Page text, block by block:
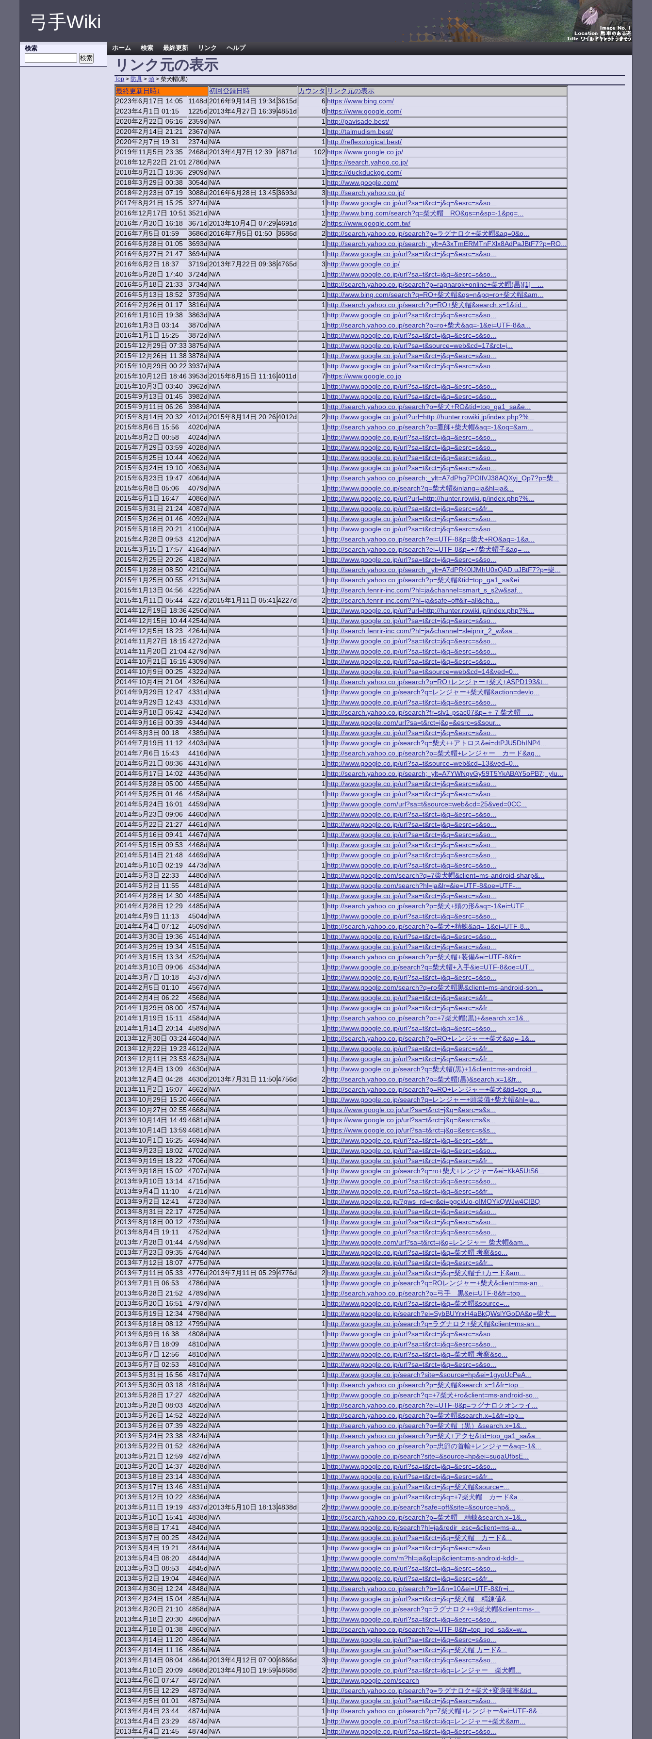
弓手Wiki
検索 ホーム 検索 最終更新 リンク ヘルプ
リンク元の表示
Top >防具 >頭 > 柴犬帽(黒)
最終更新日時↓ 初回登録日時 カウンタ リンク元の表示
2023年6月17日 14:05
1148d 2016年9月14日 19:34 3615d 6 https://www.bing.com/
2023年4月1日 01:15
1225d 2013年4月27日 16:39 4851d 8 https://www.google.com/
2020年2月22日 06:16
2359d N/A 1 http://pavisade.best/
2020年2月14日 21:21
2367d N/A 1 http://talmudism.best/
2020年2月7日 19:31
2374d N/A 1 http://reflexological.best/
2019年11月5日 23:35
2468d 2013年4月7日 12:39 4871d 102 https://www.google.co.jp/
2018年12月22日 21:01 2786d N/A 1 https://search.yahoo.co.jp/
2018年8月21日 18:36
2909d N/A 1 https://duckduckgo.com/
2018年3月29日 00:38
3054d N/A 1 http://www.google.com/
2018年2月23日 07:19
3088d 2016年6月28日 13:45 3693d 3 http://search.yahoo.co.jp/
2017年8月21日 15:25
3274d N/A 1 http://www.google.co.jp/url?sa=t&rct=j&q=&esrc=s&so...
2016年12月17日 10:51 3521d N/A 1 http://www.bing.com/search?q=柴犬帽 RO&qs=n&sp=-1&pq=...
2016年7月20日 16:18
3671d 2013年10月4日 07:29 4691d 2 https://www.google.com.tw/
2016年7月5日 01:59
3686d 2016年7月5日 01:50 3686d 2 http://search.yahoo.co.jp/search?p=ラグナロク+柴犬帽&aq=0&o...
2016年6月28日 01:05
3693d N/A 1 http://search.yahoo.co.jp/search;_ylt=A3xTmERMTnFXlx8AdPaJBtF7?p=RO...
2016年6月27日 21:47
3694d N/A 1 http://www.google.co.jp/url?sa=t&rct=j&q=&esrc=s&so...
2016年6月2日 18:37
3719d 2013年7月22日 09:38 4765d 3 http://www.google.co.jp/
2016年5月28日 17:40
3724d N/A 1 http://www.google.co.jp/url?sa=t&rct=j&q=&esrc=s&so...
2016年5月18日 21:33
3734d N/A 1 http://search.yahoo.co.jp/search?p=ragnarok+online+柴犬帽(黒)[1] ...
2016年5月13日 18:52
3739d N/A 1 http://www.bing.com/search?q=RO+柴犬帽&qs=n&pq=ro+柴犬帽&am...
2016年2月26日 01:17
3816d N/A 1 http://search.yahoo.co.jp/search?p=RO+柴犬帽&search.x=1&tid...
2016年1月10日 19:38
3863d N/A 1 http://www.google.co.jp/url?sa=t&rct=j&q=&esrc=s&so...
2016年1月3日 03:14
3870d N/A 1 http://search.yahoo.co.jp/search?p=ro+柴犬&aq=-1&ei=UTF-8&a...
2016年1月1日 15:25
3872d N/A 1 http://www.google.co.jp/url?sa=t&rct=j&q=&esrc=s&so...
2015年12月29日 07:33 3875d N/A 1 http://www.google.co.jp/url?sa=t&source=web&cd=17&rct=j...
2015年12月26日 11:38 3878d N/A 1 http://www.google.co.jp/url?sa=t&rct=j&q=&esrc=s&so...
2015年10月29日 00:22 3937d N/A 1 http://www.google.co.jp/url?sa=t&rct=j&q=&esrc=s&so...
2015年10月12日 18:46 3953d 2015年8月15日 11:16 4011d 7 https://www.google.co.jp
2015年10月3日 03:40
3962d N/A 1 http://www.google.co.jp/url?sa=t&rct=j&q=&esrc=s&so...
2015年9月13日 01:45
3982d N/A 1 http://www.google.co.jp/url?sa=t&rct=j&q=&esrc=s&so...
2015年9月11日 06:26
3984d N/A 1 http://search.yahoo.co.jp/search?p=柴犬+RO&tid=top_ga1_sa&e...
2015年8月14日 20:32
4012d 2015年8月14日 20:26 4012d 2 http://www.google.co.jp/url?url=http://hunter.rowiki.jp/index.php?%...
2015年8月6日 15:56
4020d N/A 1 http://search.yahoo.co.jp/search?p=鷹師+柴犬帽&aq=-1&oq=&am...
2015年8月2日 00:58
4024d N/A 1 http://www.google.co.jp/url?sa=t&rct=j&q=&esrc=s&so...
2015年7月29日 03:59
4028d N/A 1 http://www.google.co.jp/url?sa=t&rct=j&q=&esrc=s&so...
2015年6月25日 10:44
4062d N/A 1 http://www.google.co.jp/url?sa=t&rct=j&q=&esrc=s&so...
2015年6月24日 19:10
4063d N/A 1 http://www.google.co.jp/url?sa=t&rct=j&q=&esrc=s&so...
2015年6月23日 19:47
4064d N/A 1 http://search.yahoo.co.jp/search;_ylt=A7dPhg7POIlVJ38AQXyj_Op7?p=柴...
2015年6月8日 05:06
4079d N/A 1 http://www.google.co.jp/search?q=柴犬帽&inlang=ja&hl=ja&...
2015年6月1日 16:47
4086d N/A 1 http://www.google.co.jp/url?url=http://hunter.rowiki.jp/index.php?%...
2015年5月31日 21:24
4087d N/A 1 http://www.google.co.jp/url?sa=t&rct=j&q=&esrc=s&fr...
2015年5月26日 01:46
4092d N/A 1 http://www.google.co.jp/url?sa=t&rct=j&q=&esrc=s&so...
2015年5月18日 20:21
4100d N/A 1 http://www.google.co.jp/url?sa=t&rct=j&q=&esrc=s&so...
2015年4月28日 09:53
4120d N/A 1 http://search.yahoo.co.jp/search?ei=UTF-8&p=柴犬+RO&aq=-1&a...
2015年3月15日 17:57
4164d N/A 1 http://search.yahoo.co.jp/search?ei=UTF-8&p=+7柴犬帽子&aq=-...
2015年2月25日 20:26
4182d N/A 1 http://www.google.co.jp/url?sa=t&rct=j&q=&esrc=s&so...
2015年1月28日 08:50
4210d N/A 1 http://search.yahoo.co.jp/search;_ylt=A7dPR40lJMhU0xQAD.uJBtF7?p=柴...
2015年1月25日 00:55
4213d N/A 1 http://search.yahoo.co.jp/search?p=柴犬帽&tid=top_ga1_sa&ei...
2015年1月13日 04:56
4225d N/A 1 http://search.fenrir-inc.com/?hl=ja&channel=smart_s_s2w&saf...
2015年1月11日 05:44
4227d 2015年1月11日 05:41 4227d 2 http://search.fenrir-inc.com/?hl=ja&safe=off&lr=all&cha...
2014年12月19日 18:36 4250d N/A 1 http://www.google.co.jp/url?url=http://hunter.rowiki.jp/index.php?%...
2014年12月15日 10:44 4254d N/A 1 http://www.google.co.jp/url?sa=t&rct=j&q=&esrc=s&so...
2014年12月5日 18:23
4264d N/A 1 http://search.fenrir-inc.com/?hl=ja&channel=sleipnir_2_w&sa...
2014年11月27日 18:15 4272d N/A 1 http://www.google.co.jp/url?sa=t&rct=j&q=&esrc=s&so...
2014年11月20日 21:04 4279d N/A 1 http://www.google.co.jp/url?sa=t&rct=j&q=&esrc=s&so...
2014年10月21日 16:15 4309d N/A 1 http://www.google.co.jp/url?sa=t&rct=j&q=&esrc=s&so...
2014年10月9日 00:25
4322d N/A 1 http://www.google.co.jp/url?sa=t&source=web&cd=14&ved=0...
2014年10月4日 21:04
4326d N/A 1 http://search.yahoo.co.jp/search?p=RO+レンジャー+柴犬+ASPD193&t...
2014年9月29日 12:47
4331d N/A 1 http://www.google.co.jp/search?q=レンジャー+柴犬帽&action=devlo...
2014年9月29日 12:43
4331d N/A 1 http://www.google.co.jp/url?sa=t&rct=j&q=&esrc=s&so...
2014年9月18日 06:42
4342d N/A 1 http://search.yahoo.co.jp/search?fr=slv1-psac07&p=＋７柴犬帽 ...
2014年9月16日 00:39
4344d N/A 1 http://www.google.com/url?sa=t&rct=j&q=&esrc=s&sour...
2014年8月3日 00:18
4389d N/A 1 http://www.google.co.jp/url?sa=t&rct=j&q=&esrc=s&so...
2014年7月19日 11:12
4403d N/A 1 http://www.google.co.jp/search?q=柴犬++アトロス&ei=dtPJU5DhINP4...
2014年7月6日 15:43
4416d N/A 1 http://search.yahoo.co.jp/search?p=柴犬帽+レンジャー カード&aq...
2014年6月21日 08:36
4431d N/A 1 http://www.google.co.jp/url?sa=t&source=web&cd=13&ved=0...
2014年6月17日 14:02
4435d N/A 1 http://search.yahoo.co.jp/search;_ylt=A7YWNgvGy59T5YkABAY5oPB7;_ylu...
2014年5月28日 05:00
4455d N/A 1 http://www.google.co.jp/url?sa=t&rct=j&q=&esrc=s&so...
2014年5月25日 01:46
4458d N/A 1 http://www.google.co.jp/url?sa=t&rct=j&q=&esrc=s&so...
2014年5月24日 16:01
4459d N/A 1 http://www.google.com/url?sa=t&source=web&cd=25&ved=0CC...
2014年5月23日 09:06
4460d N/A 1 http://www.google.co.jp/url?sa=t&rct=j&q=&esrc=s&so...
2014年5月22日 21:27
4461d N/A 1 http://www.google.co.jp/url?sa=t&rct=j&q=&esrc=s&so...
2014年5月16日 09:41
4467d N/A 1 http://www.google.co.jp/url?sa=t&rct=j&q=&esrc=s&so...
2014年5月15日 09:53
4468d N/A 1 http://www.google.co.jp/url?sa=t&rct=j&q=&esrc=s&so...
2014年5月14日 21:48
4469d N/A 1 http://www.google.co.jp/url?sa=t&rct=j&q=&esrc=s&so...
2014年5月10日 02:19
4473d N/A 1 http://www.google.co.jp/url?sa=t&rct=j&q=&esrc=s&so...
2014年5月3日 22:33
4480d N/A 1 http://www.google.com/search?q=7柴犬帽&client=ms-android-sharp&...
2014年5月2日 11:55
4481d N/A 1 http://www.google.com/search?hl=ja&lr=&ie=UTF-8&oe=UTF-...
2014年4月28日 14:30
4485d N/A 1 http://www.google.co.jp/url?sa=t&rct=j&q=&esrc=s&so...
2014年4月28日 12:29
4485d N/A 1 http://search.yahoo.co.jp/search?p=柴犬+頭の形&aq=-1&ei=UTF...
2014年4月9日 11:13
4504d N/A 1 http://www.google.co.jp/url?sa=t&rct=j&q=&esrc=s&so...
2014年4月4日 07:12
4509d N/A 1 http://search.yahoo.co.jp/search?p=柴犬+精錬&aq=-1&ei=UTF-8...
2014年3月30日 19:36
4514d N/A 1 http://www.google.co.jp/url?sa=t&rct=j&q=&esrc=s&so...
2014年3月29日 19:34
4515d N/A 1 http://www.google.co.jp/url?sa=t&rct=j&q=&esrc=s&so...
2014年3月15日 13:34
4529d N/A 1 http://search.yahoo.co.jp/search?p=柴犬帽+装備&ei=UTF-8&fr=...
2014年3月10日 09:06
4534d N/A 1 http://www.google.co.jp/search?q=柴犬帽+入手&ie=UTF-8&oe=UT...
2014年3月7日 10:18
4537d N/A 1 http://www.google.co.jp/url?sa=t&rct=j&q=&esrc=s&so...
2014年2月5日 01:10
4567d N/A 1 http://www.google.com/search?q=ro柴犬帽黒&client=ms-android-son...
2014年2月4日 06:22
4568d N/A 1 http://www.google.co.jp/url?sa=t&rct=j&q=&esrc=s&fr...
2014年1月29日 08:00
4574d N/A 1 http://www.google.co.jp/url?sa=t&rct=j&q=&esrc=s&fr...
2014年1月19日 15:11
4584d N/A 1 http://search.yahoo.co.jp/search?p=+7柴犬帽(黒)+&search.x=1&...
2014年1月14日 20:14
4589d N/A 1 http://www.google.co.jp/url?sa=t&rct=j&q=&esrc=s&so...
2013年12月30日 03:24 4604d N/A 1 http://search.yahoo.co.jp/search?p=RO+レンジャー+柴犬&aq=-1&...
2013年12月22日 19:23 4612d N/A 1 http://www.google.co.jp/url?sa=t&rct=j&q=&esrc=s&fr...
2013年12月11日 23:53 4623d N/A 1 http://www.google.co.jp/url?sa=t&rct=j&q=&esrc=s&fr...
2013年12月4日 13:09
4630d N/A 1 http://www.google.co.jp/search?q=柴犬帽(黒)+1&client=ms-android...
2013年12月4日 04:28
4630d 2013年7月31日 11:50 4756d 2 http://search.yahoo.co.jp/search?p=柴犬帽(黒)&search.x=1&fr...
2013年11月2日 16:07
4662d N/A 1 http://search.yahoo.co.jp/search?p=RO+レンジャー+柴犬&tid=top_g...
2013年10月29日 15:20 4666d N/A 1 http://www.google.co.jp/search?q=レンジャー+頭装備+柴犬帽&hl=ja...
2013年10月27日 02:55 4668d N/A 1 https://www.google.co.jp/url?sa=t&rct=j&q=&esrc=s&s...
2013年10月14日 14:49 4681d N/A 1 https://www.google.co.jp/url?sa=t&rct=j&q=&esrc=s&s...
2013年10月14日 13:59 4681d N/A 1 https://www.google.co.jp/url?sa=t&rct=j&q=&esrc=s&s...
2013年10月1日 16:25
4694d N/A 1 http://www.google.co.jp/url?sa=t&rct=j&q=&esrc=s&fr...
2013年9月23日 18:02
4702d N/A 1 http://www.google.co.jp/url?sa=t&rct=j&q=&esrc=s&so...
2013年9月19日 18:22
4706d N/A 1 http://www.google.co.jp/url?sa=t&rct=j&q=&esrc=s&fr...
2013年9月18日 15:02
4707d N/A 1 http://www.google.co.jp/search?q=ro+柴犬+レンジャー&ei=KkA5UtS6...
2013年9月10日 13:14
4715d N/A 1 http://www.google.co.jp/url?sa=t&rct=j&q=&esrc=s&so...
2013年9月4日 11:10
4721d N/A 1 http://www.google.co.jp/url?sa=t&rct=j&q=&esrc=s&fr...
2013年9月2日 12:41
4723d N/A 1 http://www.google.co.jp/?gws_rd=cr&ei=pgckUo-oIMOYkQWJw4CIBQ
2013年8月31日 22:17
4725d N/A 1 http://www.google.co.jp/url?sa=t&rct=j&q=&esrc=s&so...
2013年8月18日 00:12
4739d N/A 1 http://www.google.co.jp/url?sa=t&rct=j&q=&esrc=s&so...
2013年8月4日 19:11
4752d N/A 1 http://www.google.co.jp/url?sa=t&rct=j&q=&esrc=s&so...
2013年7月28日 01:44
4759d N/A 1 http://www.google.com/url?sa=t&rct=j&q=レンジャー 柴犬帽&am...
2013年7月23日 09:35
4764d N/A 1 http://www.google.co.jp/url?sa=t&rct=j&q=柴犬帽 考察&so...
2013年7月12日 18:07
4775d N/A 1 http://www.google.co.jp/url?sa=t&rct=j&q=&esrc=s&fr...
2013年7月11日 05:33
4776d 2013年7月11日 05:29 4776d 2 http://www.google.co.jp/url?sa=t&rct=j&q=柴犬帽子+カード&am...
2013年7月1日 06:53
4786d N/A 1 http://www.google.co.jp/search?q=ROレンジャー+柴犬&client=ms-an...
2013年6月28日 21:52
4789d N/A 1 http://search.yahoo.co.jp/search?p=弓手 黒&ei=UTF-8&fr=top...
2013年6月20日 16:51
4797d N/A 1 http://www.google.co.jp/url?sa=t&rct=j&q=柴犬帽&source=...
2013年6月19日 12:34
4798d N/A 1 http://www.google.co.jp/search?ei=SybBUYrxH4aBkQWslYGoDA&q=柴犬...
2013年6月18日 08:12
4799d N/A 1 http://www.google.co.jp/search?q=ラグナロク+柴犬帽&client=ms-an...
2013年6月9日 16:38
4808d N/A 1 http://www.google.co.jp/url?sa=t&rct=j&q=&esrc=s&so...
2013年6月7日 18:09
4810d N/A 1 http://www.google.co.jp/url?sa=t&rct=j&q=&esrc=s&so...
2013年6月7日 12:56
4810d N/A 1 http://www.google.co.jp/url?sa=t&rct=j&q=柴犬帽 考察&so...
2013年6月7日 02:53
4810d N/A 1 http://www.google.co.jp/url?sa=t&rct=j&q=&esrc=s&so...
2013年5月31日 16:56
4817d N/A 1 http://www.google.co.jp/search?site=&source=hp&ei=1gyoUcPeA...
2013年5月30日 03:18
4818d N/A 1 http://search.yahoo.co.jp/search?p=柴犬帽&search.x=1&fr=top...
2013年5月28日 17:27
4820d N/A 1 http://www.google.co.jp/search?q=+7柴犬+ro&client=ms-android-so...
2013年5月28日 08:03
4820d N/A 1 http://search.yahoo.co.jp/search?ei=UTF-8&p=ラグナロクオンライ...
2013年5月26日 14:52
4822d N/A 1 http://search.yahoo.co.jp/search?p=柴犬帽&search.x=1&fr=top...
2013年5月26日 07:39
4822d N/A 1 http://search.yahoo.co.jp/search?p=柴犬帽（黒）&search.x=1&...
2013年5月24日 23:38
4824d N/A 1 http://search.yahoo.co.jp/search?p=柴犬+アクセ&tid=top_ga1_sa&a...
2013年5月22日 01:52
4826d N/A 1 http://search.yahoo.co.jp/search?p=忠節の首輪+レンジャー&aq=-1&...
2013年5月21日 12:59
4827d N/A 1 http://www.google.co.jp/search?site=&source=hp&ei=suqaUfbsE...
2013年5月20日 14:37
4828d N/A 1 http://www.google.co.jp/url?sa=t&rct=j&q=&esrc=s&so...
2013年5月18日 23:14
4830d N/A 1 http://www.google.co.jp/url?sa=t&rct=j&q=&esrc=s&fr...
2013年5月17日 13:46
4831d N/A 1 http://www.google.co.jp/url?sa=t&rct=j&q=柴犬帽&source=...
2013年5月12日 10:22
4836d N/A 1 http://www.google.co.jp/url?sa=t&rct=j&q=+7柴犬帽 カード&a...
2013年5月11日 19:19
4837d 2013年5月10日 18:13 4838d 2 http://www.google.co.jp/search?safe=off&site=&source=hp&...
2013年5月10日 15:41
4838d N/A 1 http://search.yahoo.co.jp/search?p=柴犬帽 精錬&search.x=1&...
2013年5月8日 17:41
4840d N/A 1 http://www.google.co.jp/search?hl=ja&redir_esc=&client=ms-a...
2013年5月7日 00:25
4842d N/A 1 http://www.google.co.jp/url?sa=t&rct=j&q=柴犬帽 カード&...
2013年5月4日 19:21
4844d N/A 1 http://www.google.co.jp/url?sa=t&rct=j&q=&esrc=s&so...
2013年5月4日 08:20
4844d N/A 1 http://www.google.com/m?hl=ja&gl=jp&client=ms-android-kddi-...
2013年5月3日 08:53
4845d N/A 1 http://www.google.co.jp/url?sa=t&rct=j&q=&esrc=s&so...
2013年5月2日 19:04
4846d N/A 1 http://www.google.co.jp/url?sa=t&rct=j&q=&esrc=s&fr...
2013年4月30日 12:24
4848d N/A 1 http://search.yahoo.co.jp/search?b=1&n=10&ei=UTF-8&fr=i...
2013年4月24日 15:04
4854d N/A 1 http://www.google.co.jp/url?sa=t&rct=j&q=柴犬帽 精錬値&...
2013年4月20日 21:10
4858d N/A 1 http://www.google.co.jp/search?q=ラグナロク++9柴犬帽&client=ms-...
2013年4月18日 20:30
4860d N/A 1 http://www.google.co.jp/url?sa=t&rct=j&q=&esrc=s&so...
2013年4月18日 01:38
4860d N/A 1 http://search.yahoo.co.jp/search?ei=UTF-8&fr=top_ipd_sa&x=w...
2013年4月14日 11:20
4864d N/A 1 http://www.google.co.jp/url?sa=t&rct=j&q=&esrc=s&so...
2013年4月14日 11:16
4864d N/A 1 http://www.google.co.jp/url?sa=t&rct=j&q=柴犬帽 カード&...
2013年4月14日 08:04
4864d 2013年4月12日 07:00 4866d 3 http://www.google.co.jp/url?sa=t&rct=j&q=&esrc=s&so...
2013年4月10日 20:09
4868d 2013年4月10日 19:59 4868d 2 http://www.google.co.jp/url?sa=t&rct=j&q=レンジャー 柴犬帽...
2013年4月6日 07:47
4872d N/A 1 http://www.google.com/search
2013年4月5日 12:29
4873d N/A 1 http://search.yahoo.co.jp/search?p=ラグナロク+柴犬+変身確率&tid...
2013年4月5日 01:01
4873d N/A 1 http://www.google.co.jp/url?sa=t&rct=j&q=&esrc=s&so...
2013年4月4日 23:44
4874d N/A 1 http://search.yahoo.co.jp/search?p=7柴犬帽+レンジャー&ei=UTF-8&...
2013年4月4日 23:29
4874d N/A 1 http://www.google.co.jp/url?sa=t&rct=j&q=レンジャー+柴犬&am...
2013年4月4日 21:45
4874d N/A 1 http://www.google.co.jp/url?sa=t&rct=j&q=&esrc=s&so...